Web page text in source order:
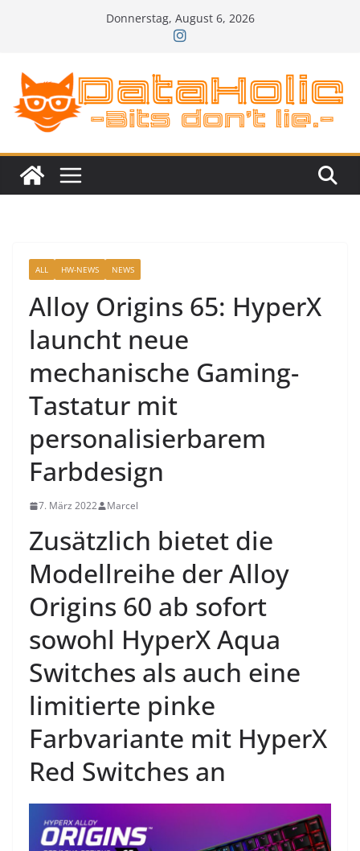
Donnerstag, August 6, 2026
ALL HW-NEWS NEWS
Alloy Origins 65: HyperX
launcht neue
mechanische Gaming-
Tastatur mit
personalisierbarem
Farbdesign
7. März 2022 Marcel
Zusätzlich bietet die
Modellreihe der Alloy
Origins 60 ab sofort
sowohl HyperX Aqua
Switches als auch eine
limitierte pinke
Farbvariante mit HyperX
Red Switches an